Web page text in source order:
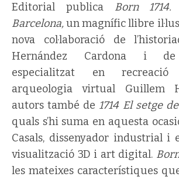
Editorial publica Born
Barcelona,un magnífic llibre
nova col·laboració de
Hernández Cardona i de
especialitzat en
arqueologia virtual Guillem
autors també de 1714 El setge
quals s’hi suma en aquesta
Casals, dissenyador industrial i
visualització 3D i art digital.
les mateixes característiques